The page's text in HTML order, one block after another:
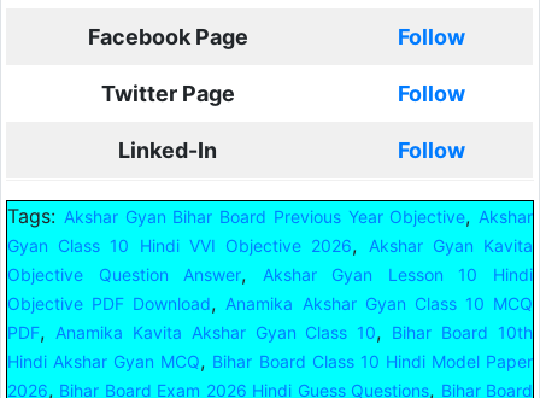
Facebook Page Follow
Twitter Page Follow
Linked-In Follow
Tags: Akshar Gyan Bihar Board Previous Year Objective, Akshar
Gyan Class 10 Hindi VVI Objective 2026,
Akshar Gyan Kavita
Objective Question Answer,
Akshar Gyan Lesson 10 Hindi
Objective PDF Download,Anamika Akshar Gyan Class 10 MCQ
PDF, Anamika Kavita Akshar Gyan Class 10,
Bihar Board 10th
Hindi Akshar Gyan MCQ, Bihar Board Class 10 Hindi Model Paper
2026, Bihar Board Exam 2026 Hindi Guess Questions, Bihar Board